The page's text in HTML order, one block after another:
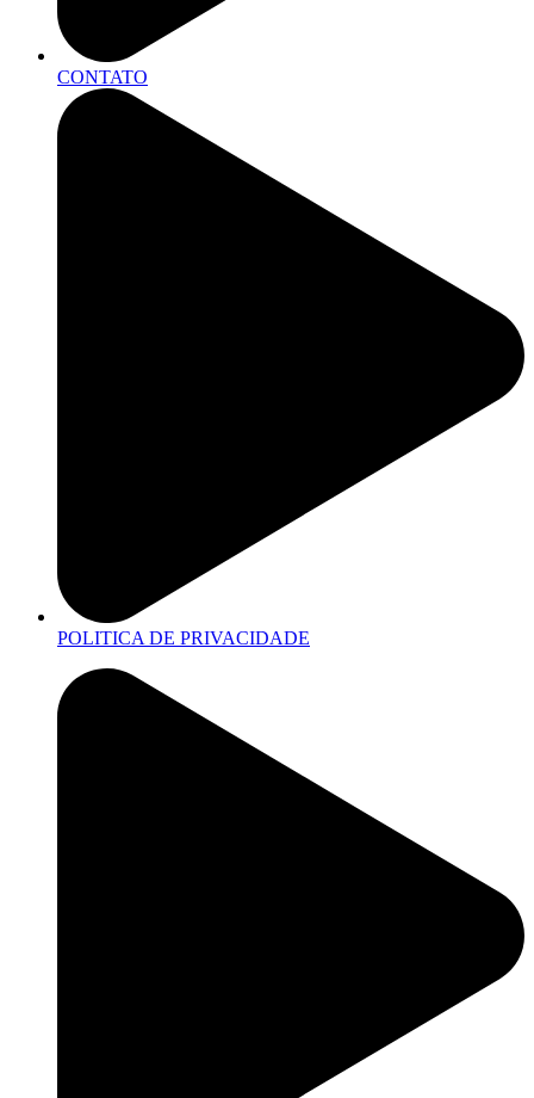
CONTATO
POLITICA DE PRIVACIDADE